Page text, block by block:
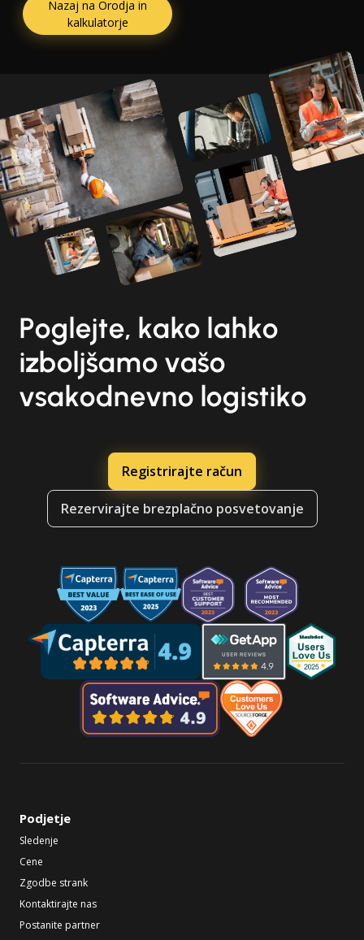
Nazaj na Orodja in
kalkulatorje
Poglejte, kako lahko
izboljšamo vašo
vsakodnevno logistiko
Registrirajte račun
Rezervirajte brezplačno posvetovanje
Podjetje
Sledenje
Cene
Zgodbe strank
Kontaktirajte nas
Postanite partner